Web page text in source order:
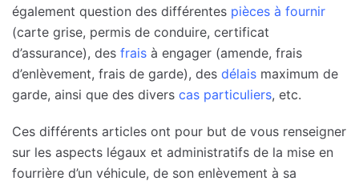
également question des différentes pièces à fournir
(carte grise, permis de conduire, certificat
d’assurance), des frais à engager (amende, frais
d’enlèvement, frais de garde), des délais maximum de
garde, ainsi que des divers cas particuliers, etc.
Ces différents articles ont pour but de vous renseigner
sur les aspects légaux et administratifs de la mise en
fourrière d’un véhicule, de son enlèvement à sa